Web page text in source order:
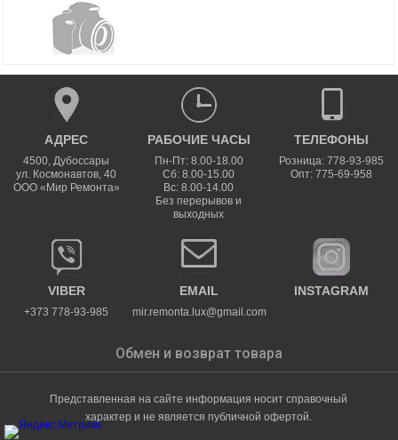
АДРЕС
4500,Дубоссары
ул. Космонавтов, 40
ООО «Мир Ремонта»
РАБОЧИЕ ЧАСЫ
Пн-Пт: 8.00-18.00
Сб: 8.00-15.00
Вс: 8.00-14.00
Без перерывов и
выходных
ТЕЛЕФОНЫ
Розница: 778-93-985
Опт: 775-69-958
VIBER
+373 778-93-985
EMAIL
mir.remonta.lux@gmail.com
INSTAGRAM
Обмен и возврат товара
Представленная на сайте информация носит справочный
характер и не является публичной офертой.